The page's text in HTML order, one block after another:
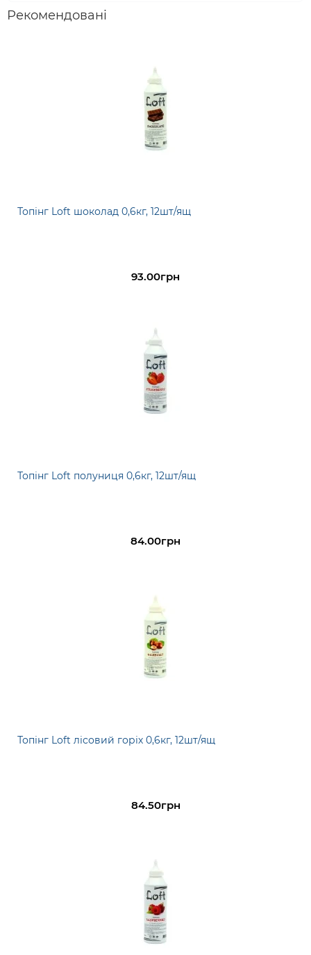
Рекомендовані
Топінг Loft шоколад 0,6кг, 12шт/ящ
93.00грн
Топінг Loft полуниця 0,6кг, 12шт/ящ
84.00грн
Топінг Loft лісовий горіх 0,6кг, 12шт/ящ
84.50грн